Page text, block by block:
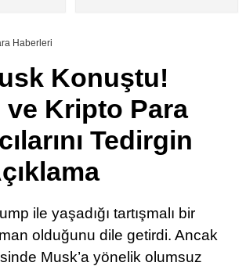
Youtube
TikTok
Pinterest
Telegram
Haberleri
Konuştu!
Kripto Para
Tedirgin
ile yaşadığı tartışmalı bir
olduğunu dile getirdi. Ancak
Musk’a yönelik olumsuz